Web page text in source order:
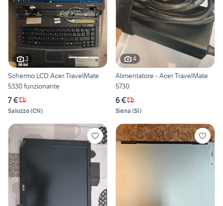
3
Schermo LCD Acer TravelMate
5330 funzionante
7 €
Saluzzo(CN)
4
Alimentatore - Acer TravelMate
5730
6 €
Siena (SI)